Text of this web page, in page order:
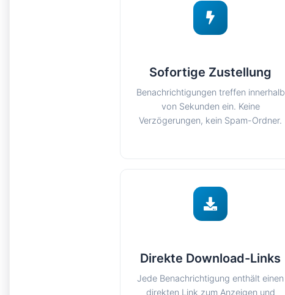
Sofortige Zustellung
Benachrichtigungen treffen innerhalb
von Sekunden ein. Keine
Verzögerungen, kein Spam-Ordner.
Direkte Download-Links
Jede Benachrichtigung enthält einen
direkten Link zum Anzeigen und